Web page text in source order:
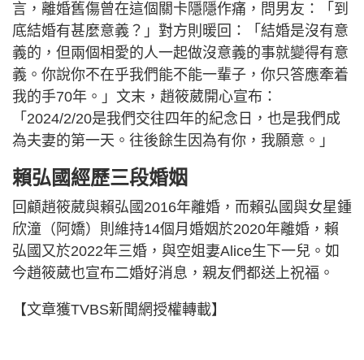
言，離婚舊傷曾在這個關卡隱隱作痛，問男友：「到
底結婚有甚麼意義？」對方則暖回：「結婚是沒有意
義的，但兩個相愛的人一起做沒意義的事就變得有意
義。你說你不在乎我們能不能一輩子，你只答應牽着
我的手70年。」文末，趙筱葳開心宣布：
「2024/2/20是我們交往四年的紀念日，也是我們成
為夫妻的第一天。往後餘生因為有你，我願意。」
賴弘國經歷三段婚姻
回顧趙筱葳與賴弘國2016年離婚，而賴弘國與女星鍾
欣潼（阿嬌）則維持14個月婚姻於2020年離婚，賴
弘國又於2022年三婚，與空姐妻Alice生下一兒。如
今趙筱葳也宣布二婚好消息，親友們都送上祝福。
【文章獲TVBS新聞網授權轉載】